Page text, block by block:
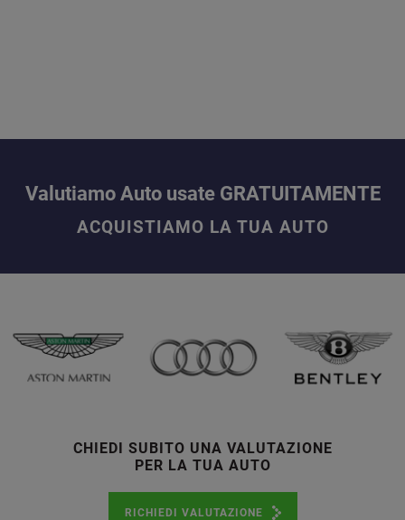
Valutiamo Auto usate GRATUITAMENTE
ACQUISTIAMO LA TUA AUTO
CHIEDI SUBITO UNA VALUTAZIONE
PER LA TUA AUTO
RICHIEDI VALUTAZIONE